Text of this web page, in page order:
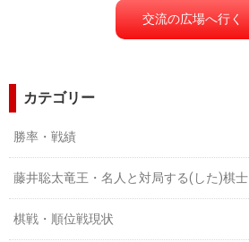
交流の広場へ行く
カテゴリー
勝率・戦績
藤井聡太竜王・名人と対局する(した)棋士
棋戦・順位戦現状